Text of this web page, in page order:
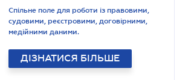
Спільне поле для роботи із правовими,
судовими, реєстровими, договірними,
медійними даними.
ДІЗНАТИСЯ БІЛЬШЕ